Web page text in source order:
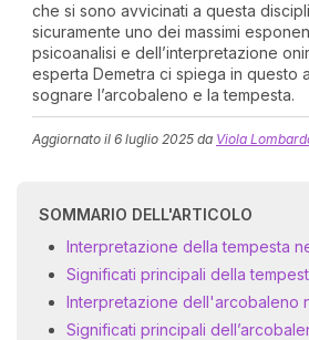
che si sono avvicinati a questa
sicuramente uno dei massimi
psicoanalisi e dell’interpretazione
esperta Demetra ci spiega in questo
sognare l’arcobaleno e la tempesta.
Aggiornato il 6 luglio 2025 da Viola
SOMMARIO DELL'ARTICOLO
Interpretazione della tempesta
Significati principali della
Interpretazione dell'arcobaleno
Significati principali